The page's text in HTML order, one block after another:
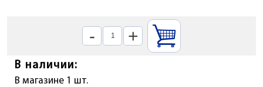
- +
В наличии:
В магазине 1 шт.